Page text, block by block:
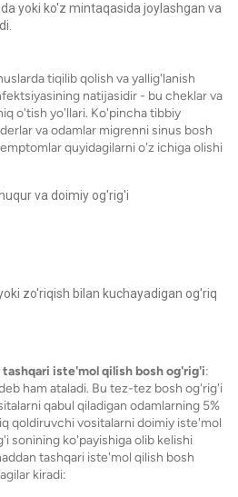
yoki ko'z mintaqasida joylashgan va
tiqilib qolish va yallig'lanish
natijasidir - bu cheklar va
o'tish yo'llari. Ko'pincha tibbiy
va odamlar migrenni sinus bosh
quyidagilarni o'z ichiga olishi
va doimiy og'rig'i
zo'riqish bilan kuchayadigan og'riq
iste'mol qilish bosh og'rig'i:
ham ataladi. Bu tez-tez bosh og'rig'i
qabul qiladigan odamlarning 5%
qoldiruvchi vositalarni doimiy iste'mol
sonining ko'payishiga olib kelishi
tashqari iste'mol qilish bosh
kiradi: